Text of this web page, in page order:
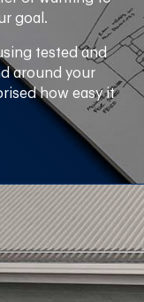
goal.
tested and
around your
how easy it